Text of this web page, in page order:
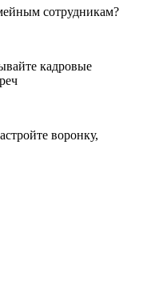
сотрудникам?
кадровые
воронку,